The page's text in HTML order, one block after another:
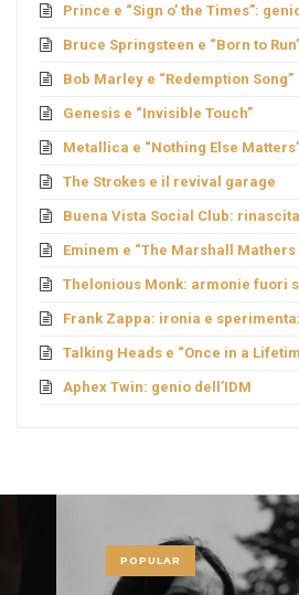
Prince e “Sign o’ the Times”:
Bruce Springsteen e “Born to Run”:
Bob Marley e “Redemption Song”
Genesis e “Invisible Touch”
Metallica e “Nothing Else
The Strokes e il revival garage
Buena Vista Social Club:
Eminem e “The Marshall Mathers
Thelonious Monk: armonie fuori
Frank Zappa: ironia e
Talking Heads e “Once in a
Aphex Twin: genio dell’IDM
POPULAR